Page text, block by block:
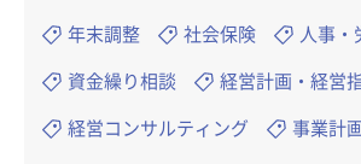
年末調整 社会保険 人事・
資金繰り相談 経営計画・経営
経営コンサルティング 事業計